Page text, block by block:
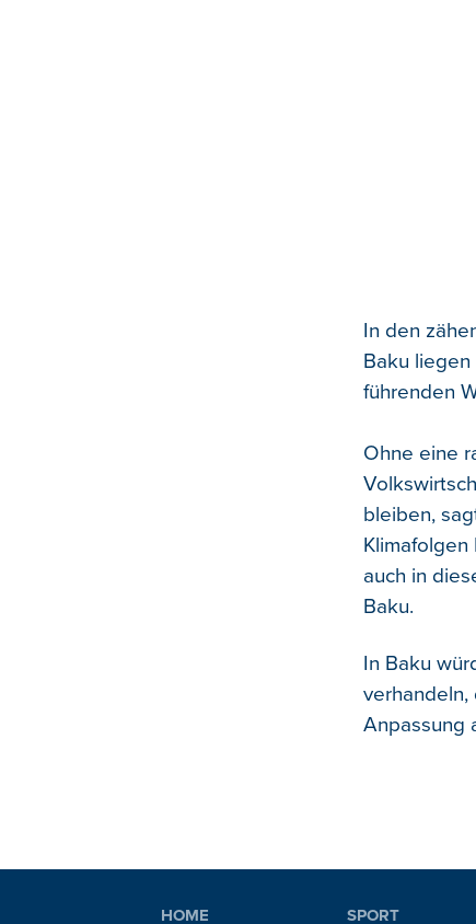
In den
Baku
führenden
Ohne eine
bleiben,
auch in
Baku.
In Baku
verhandeln,
Anpassung
HOME SPORT